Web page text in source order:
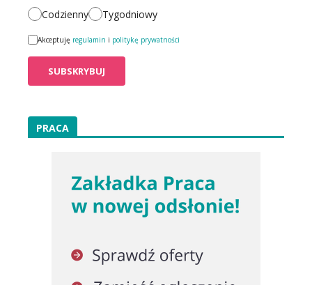
Codzienny Tygodniowy
Akceptuję regulamin i politykę prywatności
PRACA